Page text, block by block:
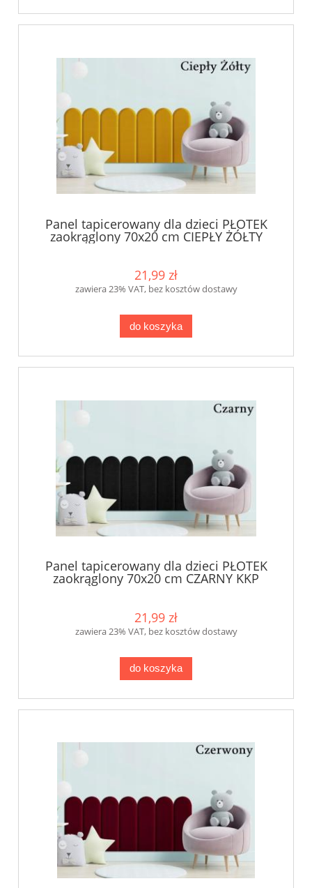
Panel tapicerowany dla dzieci PŁOTEK
zaokrąglony 70x20 cm CIEPŁY ŻÓŁTY
21,99 zł
zawiera 23% VAT, bez kosztów dostawy
do koszyka
Panel tapicerowany dla dzieci PŁOTEK
zaokrąglony 70x20 cm CZARNY KKP
21,99 zł
zawiera 23% VAT, bez kosztów dostawy
do koszyka